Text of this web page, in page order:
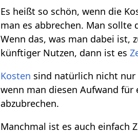
Es heißt so schön, wenn die
man es abbrechen. Man
Wenn das, was man dabei ist,
künftiger Nutzen, dann ist es
Kosten sind natürlich nicht nur
wenn man diesen Aufwand für
abzubrechen.
Manchmal ist es auch einfach